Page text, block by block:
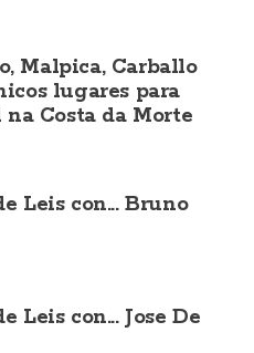
Malpica, Carballo
lugares para
Costa da Morte
Leis con... Bruno
Leis con... Jose De